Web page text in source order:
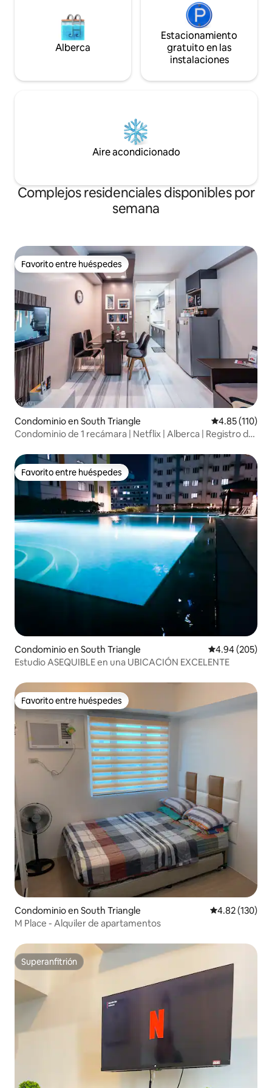
Alberca
Estacionamiento
gratuito en las
instalaciones
Aire acondicionado
Complejos residenciales disponibles por
semana
Favorito entre huéspedes
Favorito entre huéspedes
Condominio en South Triangle Calificación
4.85 (110)
Condominio de 1 recámara | Netflix | Alberca | Registro de
Favorito entre huéspedes
Favorito entre huéspedes
Condominio en South Triangle Calificación
4.94 (205)
Estudio ASEQUIBLE en una UBICACIÓN EXCELENTE
Favorito entre huéspedes
Favorito entre huéspedes
Condominio en South Triangle Calificación
4.82 (130)
M Place - Alquiler de apartamentos
Superanfitrión
Superanfitrión